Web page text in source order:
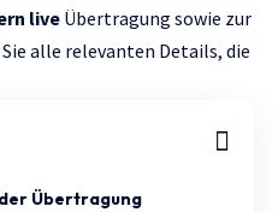
live Übertragung sowie zur
alle relevanten Details, die
Übertragung